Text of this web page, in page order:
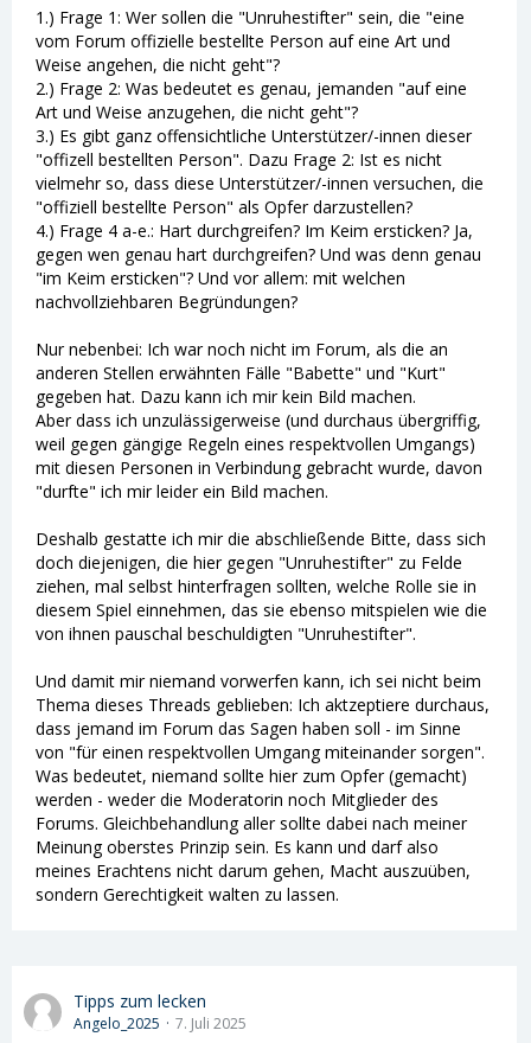
im Keim ersticken.
An die Unruhestifter... was bildet ihr euch eigentlich
ein und was meint ihr, wer ihr seid??? Habt ihr im
realen Leben nichts zu melden??? Oder warum macht
ihr hier den lauten???
Wenn euch das hier nicht gefällt...🤷 es steht euch
frei, das Forum zu verlassen.
Und ich sage euch noch eins... Wo anders wäre das
im Keim erstickt worden oder ihr wärt raus geflogen.
So einfach ist das!!!
(...)
🤔 Wie war das noch gleich... Gib dem Menschen
Macht und du erkennst seinen wahren Charakter...
In diesem Sinne
Ela
1.) Frage 1: Wer sollen die "Unruhestifter" sein, die "eine
vom Forum offizielle bestellte Person auf eine Art und
Weise angehen, die nicht geht"?
2.) Frage 2: Was bedeutet es genau, jemanden "auf eine
Art und Weise anzugehen, die nicht geht"?
3.) Es gibt ganz offensichtliche Unterstützer/-innen dieser
"offizell bestellten Person". Dazu Frage 2: Ist es nicht
vielmehr so, dass diese Unterstützer/-innen versuchen, die
"offiziell bestellte Person" als Opfer darzustellen?
4.) Frage 4 a-e.: Hart durchgreifen? Im Keim ersticken? Ja,
gegen wen genau hart durchgreifen? Und was denn genau
"im Keim ersticken"? Und vor allem: mit welchen
nachvollziehbaren Begründungen?
Nur nebenbei: Ich war noch nicht im Forum, als die an
anderen Stellen erwähnten Fälle "Babette" und "Kurt"
gegeben hat. Dazu kann ich mir kein Bild machen.
Aber dass ich unzulässigerweise (und durchaus übergriffig,
weil gegen gängige Regeln eines respektvollen Umgangs)
mit diesen Personen in Verbindung gebracht wurde, davon
"durfte" ich mir leider ein Bild machen.
Deshalb gestatte ich mir die abschließende Bitte, dass sich
doch diejenigen, die hier gegen "Unruhestifter" zu Felde
ziehen, mal selbst hinterfragen sollten, welche Rolle sie in
diesem Spiel einnehmen, das sie ebenso mitspielen wie die
von ihnen pauschal beschuldigten "Unruhestifter".
Und damit mir niemand vorwerfen kann, ich sei nicht beim
Thema dieses Threads geblieben: Ich aktzeptiere durchaus,
dass jemand im Forum das Sagen haben soll - im Sinne
von "für einen respektvollen Umgang miteinander sorgen".
Was bedeutet, niemand sollte hier zum Opfer (gemacht)
werden - weder die Moderatorin noch Mitglieder des
Forums. Gleichbehandlung aller sollte dabei nach meiner
Meinung oberstes Prinzip sein. Es kann und darf also
meines Erachtens nicht darum gehen, Macht auszuüben,
sondern Gerechtigkeit walten zu lassen.
Tipps zum lecken
Angelo_2025 7. Juli 2025